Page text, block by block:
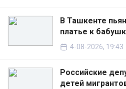
В Ташкенте
платье к
4-08-2026, 19:43
Российские
детей